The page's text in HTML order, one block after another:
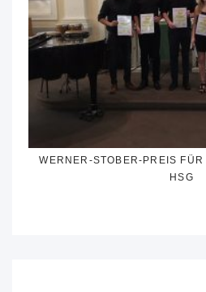
WERNER-STOBER-PREIS
HSG